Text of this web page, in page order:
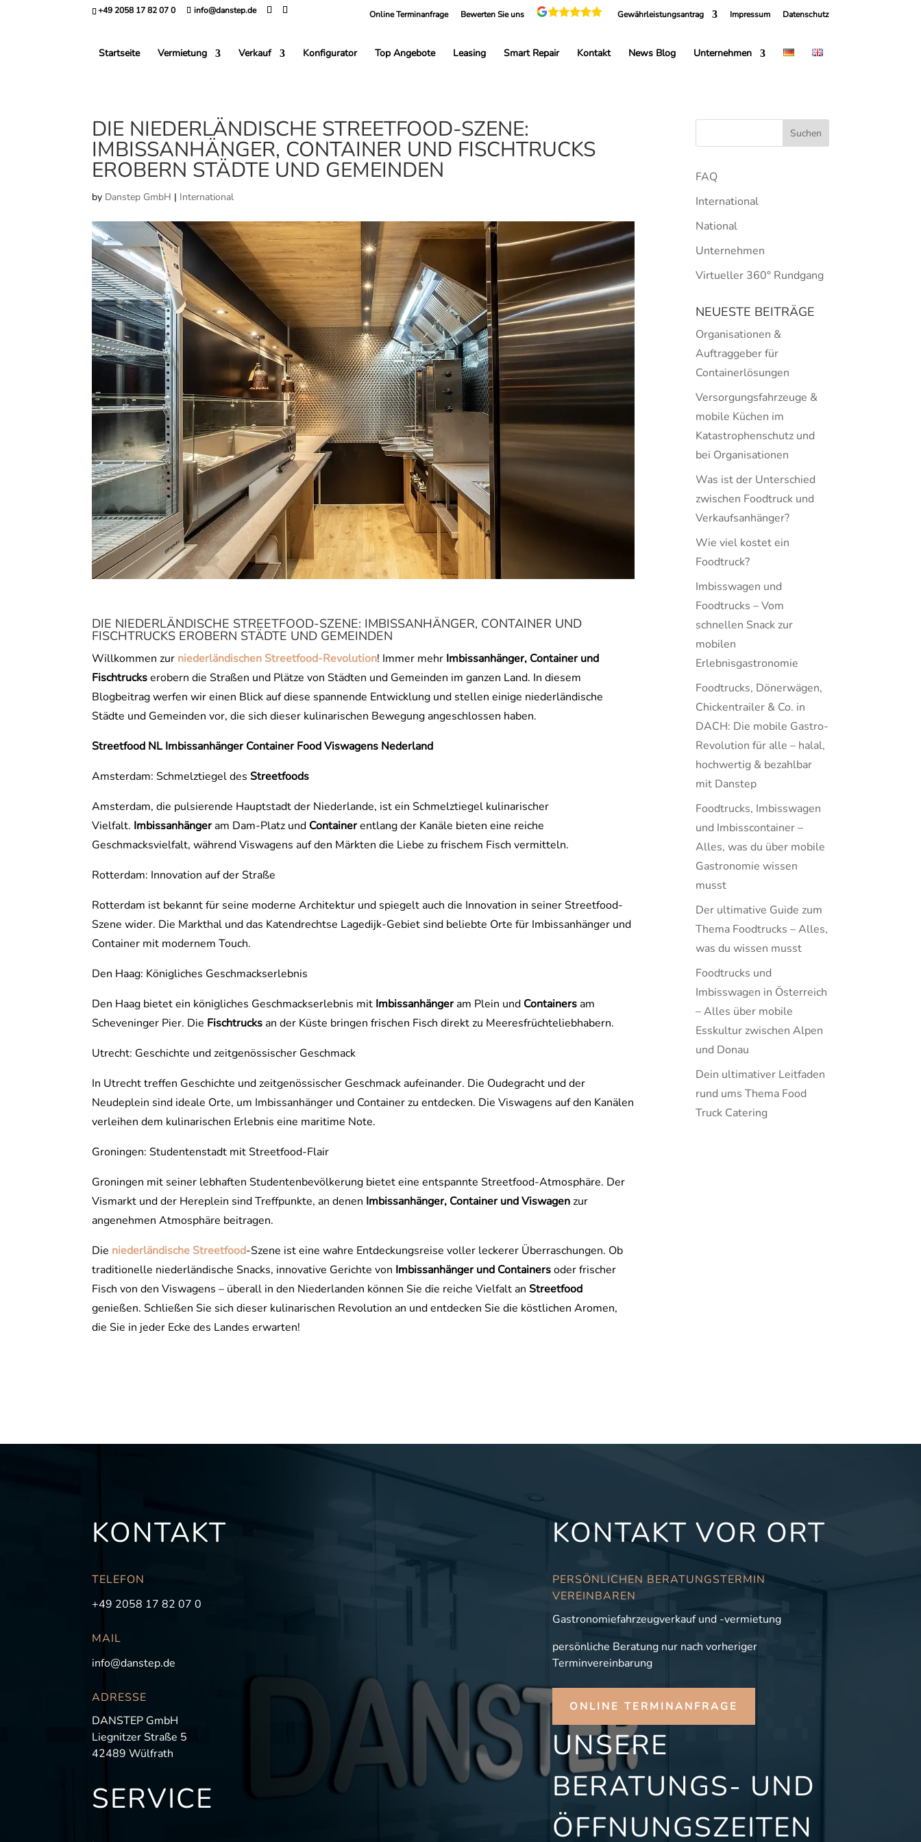
+49 2058 17 82 07 0 info@danstep.de Online Terminanfrage Bewerten Sie uns Gewährleistungsantrag Impressum Datenschutz
Startseite Vermietung Verkauf Konfigurator Top Angebote Leasing Smart Repair Kontakt News Blog Unternehmen
DIE NIEDERLÄNDISCHE STREETFOOD-SZENE:
IMBISSANHÄNGER, CONTAINER UND FISCHTRUCKS
EROBERN STÄDTE UND GEMEINDEN
by Danstep GmbH | International
DIE NIEDERLÄNDISCHE STREETFOOD-SZENE: IMBISSANHÄNGER, CONTAINER UND
FISCHTRUCKS EROBERN STÄDTE UND GEMEINDEN
Willkommen zur niederländischen Streetfood-Revolution! Immer mehr Imbissanhänger, Container und
Fischtruckserobern die Straßen und Plätze von Städten und Gemeinden im ganzen Land. In diesem
Blogbeitrag werfen wir einen Blick auf diese spannende Entwicklung und stellen einige niederländische
Städte und Gemeinden vor, die sich dieser kulinarischen Bewegung angeschlossen haben.
Streetfood NL Imbissanhänger Container Food Viswagens Nederland
Amsterdam: Schmelztiegel des Streetfoods
Amsterdam, die pulsierende Hauptstadt der Niederlande, ist ein Schmelztiegel kulinarischer
Vielfalt. Imbissanhängeram Dam-Platz und Containerentlang der Kanäle bieten eine reiche
Geschmacksvielfalt, während Viswagens auf den Märkten die Liebe zu frischem Fisch vermitteln.
Rotterdam: Innovation auf der Straße
Rotterdam ist bekannt für seine moderne Architektur und spiegelt auch die Innovation in seiner Streetfood-
Szene wider. Die Markthal und das Katendrechtse Lagedijk-Gebiet sind beliebte Orte für Imbissanhänger und
Container mit modernem Touch.
Den Haag: Königliches Geschmackserlebnis
Den Haag bietet ein königliches Geschmackserlebnis mit Imbissanhängeram Plein und Containersam
Scheveninger Pier. Die Fischtrucksan der Küste bringen frischen Fisch direkt zu Meeresfrüchteliebhabern.
Utrecht: Geschichte und zeitgenössischer Geschmack
In Utrecht treffen Geschichte und zeitgenössischer Geschmack aufeinander. Die Oudegracht und der
Neudeplein sind ideale Orte, um Imbissanhänger und Container zu entdecken. Die Viswagens auf den Kanälen
verleihen dem kulinarischen Erlebnis eine maritime Note.
Groningen: Studentenstadt mit Streetfood-Flair
Groningen mit seiner lebhaften Studentenbevölkerung bietet eine entspannte Streetfood-Atmosphäre. Der
Vismarkt und der Hereplein sind Treffpunkte, an denen Imbissanhänger, Container und Viswagenzur
angenehmen Atmosphäre beitragen.
Die niederländische Streetfood-Szene ist eine wahre Entdeckungsreise voller leckerer Überraschungen. Ob
traditionelle niederländische Snacks, innovative Gerichte von Imbissanhänger und Containersoder frischer
Fisch von den Viswagens – überall in den Niederlanden können Sie die reiche Vielfalt an Streetfood
genießen. Schließen Sie sich dieser kulinarischen Revolution an und entdecken Sie die köstlichen Aromen,
die Sie in jeder Ecke des Landes erwarten!
FAQ
International
National
Unternehmen
Virtueller 360° Rundgang
NEUESTE BEITRÄGE
Organisationen &
Auftraggeber für
Containerlösungen
Versorgungsfahrzeuge &
mobile Küchen im
Katastrophenschutz und
bei Organisationen
Was ist der Unterschied
zwischen Foodtruck und
Verkaufsanhänger?
Wie viel kostet ein
Foodtruck?
Imbisswagen und
Foodtrucks – Vom
schnellen Snack zur
mobilen
Erlebnisgastronomie
Foodtrucks, Dönerwägen,
Chickentrailer & Co. in
DACH: Die mobile Gastro-
Revolution für alle – halal,
hochwertig & bezahlbar
mit Danstep
Foodtrucks, Imbisswagen
und Imbisscontainer –
Alles, was du über mobile
Gastronomie wissen
musst
Der ultimative Guide zum
Thema Foodtrucks – Alles,
was du wissen musst
Foodtrucks und
Imbisswagen in Österreich
– Alles über mobile
Esskultur zwischen Alpen
und Donau
Dein ultimativer Leitfaden
rund ums Thema Food
Truck Catering
KONTAKT
TELEFON
+49 2058 17 82 07 0
MAIL
info@danstep.de
ADRESSE
DANSTEP GmbH
Liegnitzer Straße 5
42489 Wülfrath
SERVICE
KONTAKT VOR ORT
PERSÖNLICHEN BERATUNGSTERMIN
VEREINBAREN
Gastronomiefahrzeugverkauf und -vermietung
persönliche Beratung nur nach vorheriger
Terminvereinbarung
ONLINE TERMINANFRAGE
UNSERE
BERATUNGS- UND
ÖFFNUNGSZEITEN